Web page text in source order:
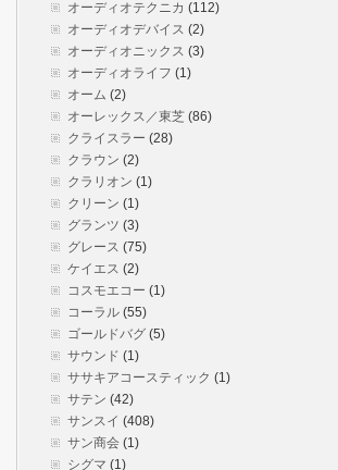
オーディオテクニカ (112)
オーディオデバイス (2)
オーディオニックス (3)
オーディオライフ (1)
オーム (2)
オーレックス／東芝 (86)
クライスラー (28)
クラウン (2)
クラリオン (1)
クリーン (1)
グランツ (3)
グレース (75)
ケイエス (2)
コスモエコー (1)
コーラル (55)
ゴールドバグ (5)
サウンド (1)
ササキアコースティック (1)
サテン (42)
サンスイ (408)
サン商会 (1)
シグマ (1)